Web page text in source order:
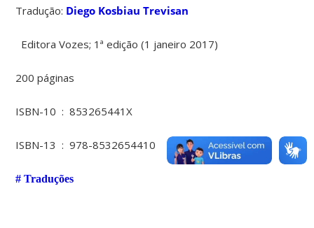
Tradução: Diego Kosbiau Trevisan
Editora Vozes; 1ª edição (1 janeiro 2017)
200 páginas
ISBN-10 ‏ : ‎853265441X
ISBN-13 ‏ : ‎978-8532654410
# Traduções